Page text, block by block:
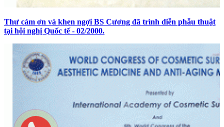
Thư cám ơn và khen ngợi BS Cương đã trình diễn phẫu thuật
tại hội nghị Quốc tế - 02/2000.